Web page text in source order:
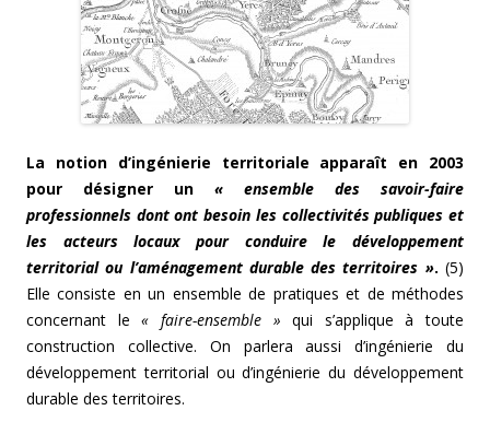
La notion d’ingénierie territoriale apparaît en 2003
pour désigner un « ensemble des savoir-faire
professionnels dont ont besoin les collectivités publiques et
les acteurs locaux pour conduire le développement
territorial ou l’aménagement durable des territoires ». (5)
Elle consiste en un ensemble de pratiques et de méthodes
concernant le« faire-ensemble » qui s’applique à toute
construction collective. On parlera aussi d’ingénierie du
développement territorial ou d’ingénierie du développement
durable des territoires.